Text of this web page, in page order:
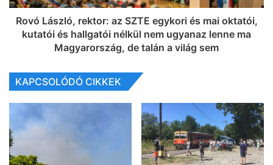
Rovó László, rektor: az SZTE egykori és mai oktatói,
kutatói és hallgatói nélkül nem ugyanaz lenne ma
Magyarország, de talán a világ sem
KAPCSOLÓDÓ CIKKEK